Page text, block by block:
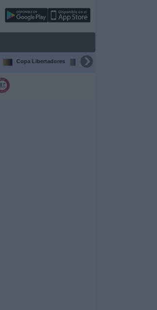
Copa Libertadores Copa Sudamericana